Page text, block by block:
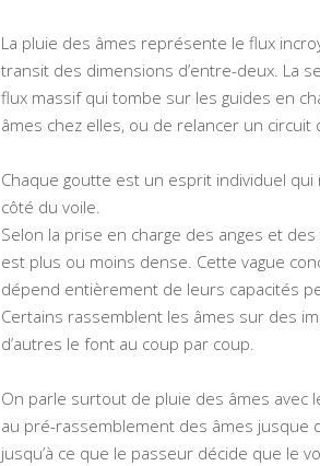
La pluie des âmes représente le flux
transit des dimensions d’entre-deux. La
flux massif qui tombe sur les guides en
âmes chez elles, ou de relancer un circuit
Chaque goutte est un esprit individuel qui
côté du voile.
Selon la prise en charge des anges et
est plus ou moins dense. Cette vague
dépend entièrement de leurs capacités
Certains rassemblent les âmes sur des
d’autres le font au coup par coup.
On parle surtout de pluie des âmes avec
au pré-rassemblement des âmes jusque
jusqu’à ce que le passeur décide que le